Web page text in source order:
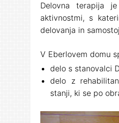
Delovna terapija
aktivnostmi, s
delovanja in
V Eberlovem domu
delo s stanovalci
delo z
stanji, ki se po